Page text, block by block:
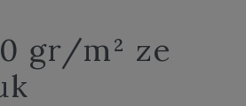
gr/m² ze